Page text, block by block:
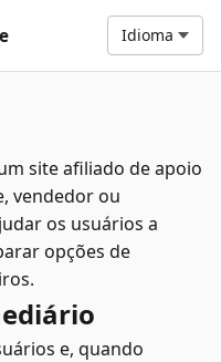
Idioma
site afiliado de apoio
vendedor ou
os usuários a
opções de
e, quando